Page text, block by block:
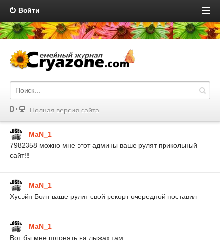
Войти
Полная версия сайта
MaN_1
7982358 можно мне этот админы ваше рулят прикольный
сайт!!!
MaN_1
Хусэйн Болт ваше рулит свой рекорт очередной поставил
MaN_1
Вот бы мне погонять на лыжах там